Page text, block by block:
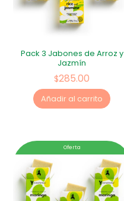
Pack 3 Jabones de Arroz y
Jazmín
$285.00
Añadir al carrito
Oferta